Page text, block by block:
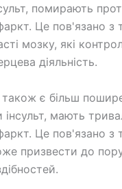
помирають
Це пов'язано
мозку, які
діяльність.
також є більш
інсульт, мають
Це пов'язано
призвести до